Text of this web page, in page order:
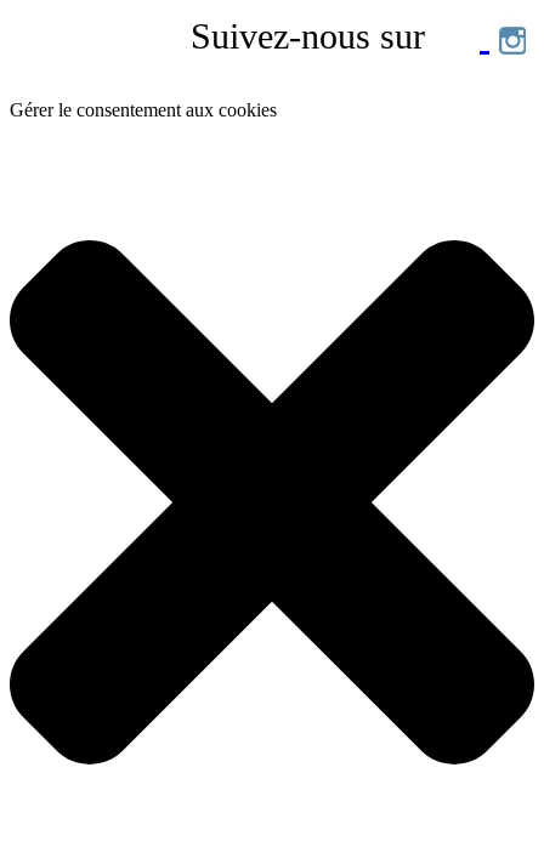
Suivez-nous sur
Gérer le consentement aux cookies